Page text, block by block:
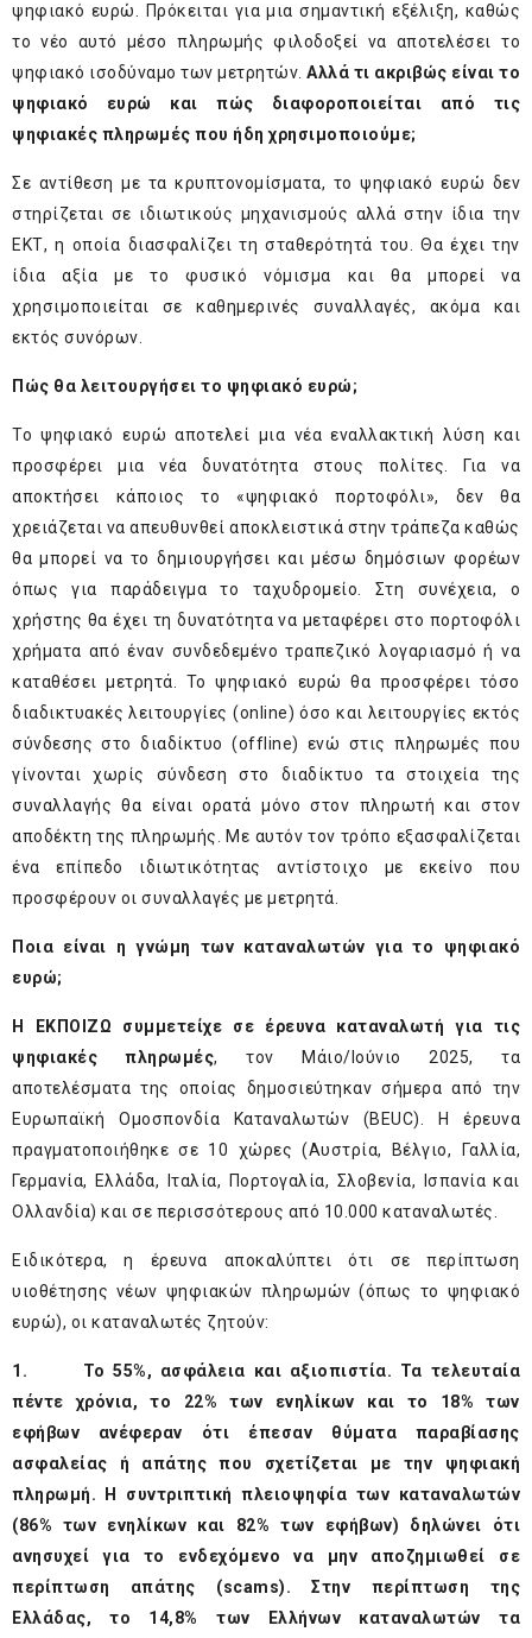
ψηφιακό ευρώ. Πρόκειται για μια σημαντική εξέλιξη, καθώς
το νέο αυτό μέσο πληρωμής φιλοδοξεί να αποτελέσει το
ψηφιακό ισοδύναμο των μετρητών. Αλλά τι ακριβώς είναι το
ψηφιακό ευρώ και πώς διαφοροποιείται από τις
ψηφιακές πληρωμές που ήδη χρησιμοποιούμε;
Σε αντίθεση με τα κρυπτονομίσματα, το ψηφιακό ευρώ δεν
στηρίζεται σε ιδιωτικούς μηχανισμούς αλλά στην ίδια την
ΕΚΤ, η οποία διασφαλίζει τη σταθερότητά του. Θα έχει την
ίδια αξία με το φυσικό νόμισμα και θα μπορεί να
χρησιμοποιείται σε καθημερινές συναλλαγές, ακόμα και
εκτός συνόρων.
Πώς θα λειτουργήσει το ψηφιακό ευρώ;
Το ψηφιακό ευρώ αποτελεί μια νέα εναλλακτική λύση και
προσφέρει μια νέα δυνατότητα στους πολίτες. Για να
αποκτήσει κάποιος το «ψηφιακό πορτοφόλι», δεν θα
χρειάζεται να απευθυνθεί αποκλειστικά στην τράπεζα καθώς
θα μπορεί να το δημιουργήσει και μέσω δημόσιων φορέων
όπως για παράδειγμα το ταχυδρομείο. Στη συνέχεια, ο
χρήστης θα έχει τη δυνατότητα να μεταφέρει στο πορτοφόλι
χρήματα από έναν συνδεδεμένο τραπεζικό λογαριασμό ή να
καταθέσει μετρητά. Το ψηφιακό ευρώ θα προσφέρει τόσο
διαδικτυακές λειτουργίες (online) όσο και λειτουργίες εκτός
σύνδεσης στο διαδίκτυο (offline) ενώ στις πληρωμές που
γίνονται χωρίς σύνδεση στο διαδίκτυο τα στοιχεία της
συναλλαγής θα είναι ορατά μόνο στον πληρωτή και στον
αποδέκτη της πληρωμής. Με αυτόν τον τρόπο εξασφαλίζεται
ένα επίπεδο ιδιωτικότητας αντίστοιχο με εκείνο που
προσφέρουν οι συναλλαγές με μετρητά.
Ποια είναι η γνώμη των καταναλωτών για το ψηφιακό
ευρώ;
Η ΕΚΠΟΙΖΩ συμμετείχε σε έρευνα καταναλωτή για τις
ψηφιακές πληρωμές, τον Μάιο/Ιούνιο 2025, τα
αποτελέσματα της οποίας δημοσιεύτηκαν σήμερα από την
Ευρωπαϊκή Ομοσπονδία Καταναλωτών (BEUC). Η έρευνα
πραγματοποιήθηκε σε 10 χώρες (Αυστρία, Βέλγιο, Γαλλία,
Γερμανία, Ελλάδα, Ιταλία, Πορτογαλία, Σλοβενία, Ισπανία και
Ολλανδία) και σε περισσότερους από 10.000 καταναλωτές.
Ειδικότερα, η έρευνα αποκαλύπτει ότι σε περίπτωση
υιοθέτησης νέων ψηφιακών πληρωμών (όπως το ψηφιακό
ευρώ), οι καταναλωτές ζητούν:
1. Το 55%, ασφάλεια και αξιοπιστία. Τα τελευταία
πέντε χρόνια, το 22% των ενηλίκων και το 18% των
εφήβων ανέφεραν ότι έπεσαν θύματα παραβίασης
ασφαλείας ή απάτης που σχετίζεται με την ψηφιακή
πληρωμή. Η συντριπτική πλειοψηφία των καταναλωτών
(86% των ενηλίκων και 82% των εφήβων) δηλώνει ότι
ανησυχεί για το ενδεχόμενο να μην αποζημιωθεί σε
περίπτωση απάτης (scams). Στην περίπτωση της
Ελλάδας, το 14,8% των Ελλήνων καταναλωτών τα